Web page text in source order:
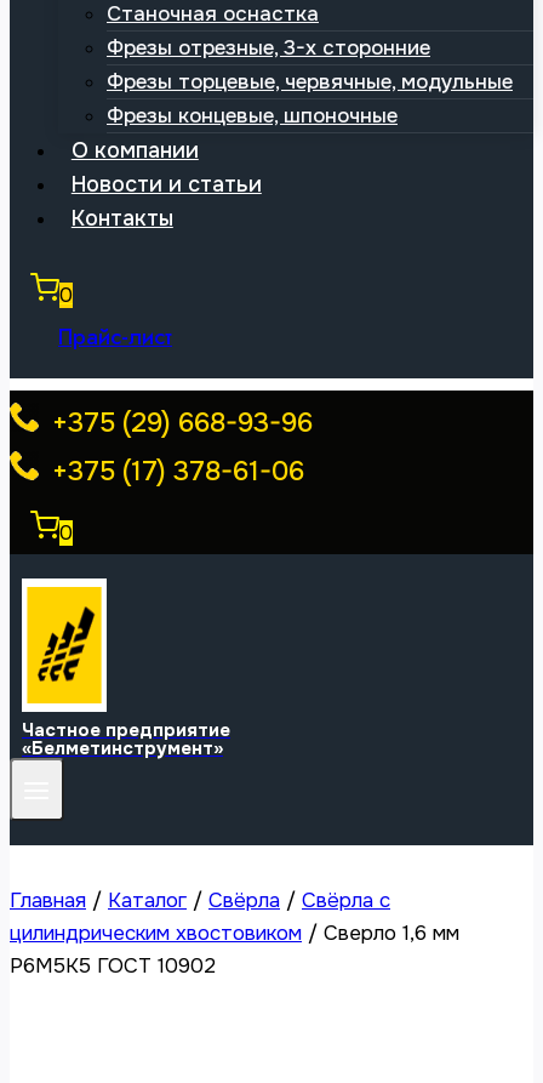
Станочная оснастка
Фрезы отрезные, 3-х сторонние
Фрезы торцевые, червячные, модульные
Фрезы концевые, шпоночные
О компании
Новости и статьи
Контакты
0
Прайс-лист
+375 (29) 668-93-96
+375 (17) 378-61-06
0
Частное предприятие
«Белметинструмент»
Главная / Каталог / Свёрла / Свёрла с
цилиндрическим хвостовиком / Сверло 1,6 мм
Р6М5К5 ГОСТ 10902